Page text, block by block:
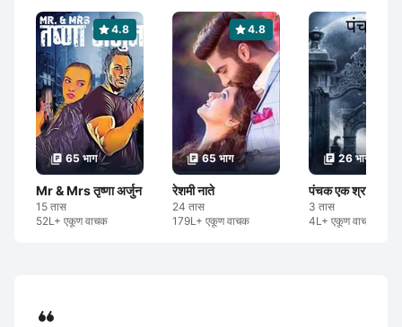
4.8
65 भाग
Mr & Mrs तृष्णा अर्जुन
15 तास
52L+ एकूण वाचक
4.8
65 भाग
रेशमी नाते
24 तास
179L+ एकूण वाचक
26 भाग
पंचक एक श्रापीत
3 तास
4L+ एकूण वाचक